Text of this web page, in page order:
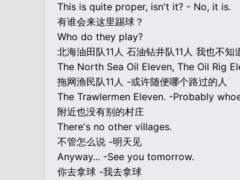
This is quite proper, isn't it? - No, it is.
有谁会来这里踢球？
Who do they play?
北海油田队11人 石油钻井队11人 我也不知
The North Sea Oil Eleven, The Oil Rig
拖网渔民队11人 -或许随便哪个路过的人
The Trawlermen Eleven. -Probably
附近也没有别的村庄
There's no other villages.
不管怎么说 -明天见
Anyway... -See you tomorrow.
你去拿球 -我去拿球